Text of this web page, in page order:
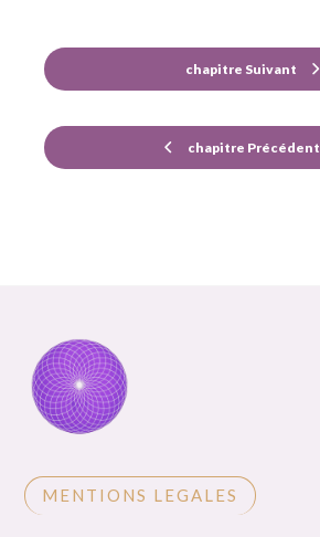
chapitre Précédent
chapitre Suivant
MENTIONS LEGALES